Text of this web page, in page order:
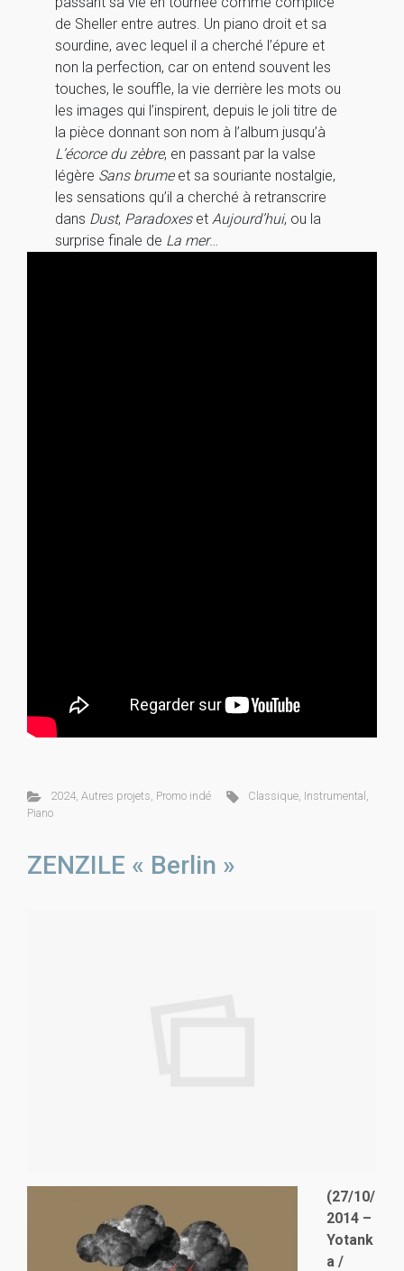
de Sheller entre autres. Un piano droit et sa
sourdine, avec lequel il a cherché l’épure et
non la perfection, car on entend souvent les
touches, le souffle, la vie derrière les mots ou
les images qui l’inspirent, depuis le joli titre de
la pièce donnant son nom à l’album jusqu’à
L’écorce du zèbre, en passant par la valse
légère Sans brumeet sa souriante nostalgie,
les sensations qu’il a cherché à retranscrire
dans Dust, ParadoxesetAujourd’hui, ou la
surprise finale de La mer…
2024, Autres projets, Promo indé Classique, Instrumental ,
Piano
ZENZILE « Berlin »
(27/10/
2014 –
Yotank
a /